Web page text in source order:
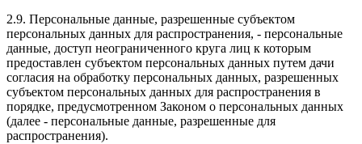
2.9. Персональные данные, разрешенные субъектом
персональных данных для распространения, - персональные
данные, доступ неограниченного круга лиц к которым
предоставлен субъектом персональных данных путем дачи
согласия на обработку персональных данных, разрешенных
субъектом персональных данных для распространения в
порядке, предусмотренном Законом о персональных данных
(далее - персональные данные, разрешенные для
распространения).